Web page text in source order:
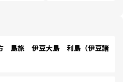
島旅 伊豆大島 利島（伊豆諸